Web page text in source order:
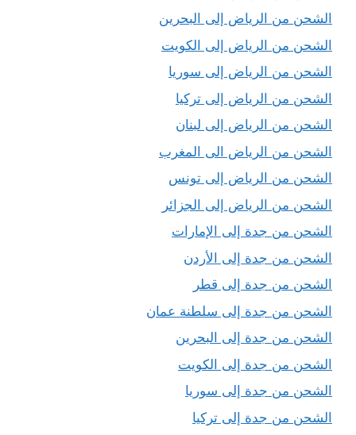
الشحن من الرياض إلى البحرين
الشحن من الرياض إلى الكويت
الشحن من الرياض إلى سوريا
الشحن من الرياض إلى تركيا
الشحن من الرياض إلى لبنان
الشحن من الرياض الى المغرب
الشحن من الرياض إلى تونس
الشحن من الرياض إلى الجزائر
الشحن من جدة إلى الإمارات
الشحن من جدة إلى الأردن
الشحن من جدة إلى قطر
الشحن من جدة إلى سلطنة عمان
الشحن من جدة إلى البحرين
الشحن من جدة إلى الكويت
الشحن من جدة إلى سوريا
الشحن من جدة إلى تركيا